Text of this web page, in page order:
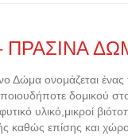
Δώμα ονομάζεται
δομικού
υλικό,μικροί
καθώς επίσης και